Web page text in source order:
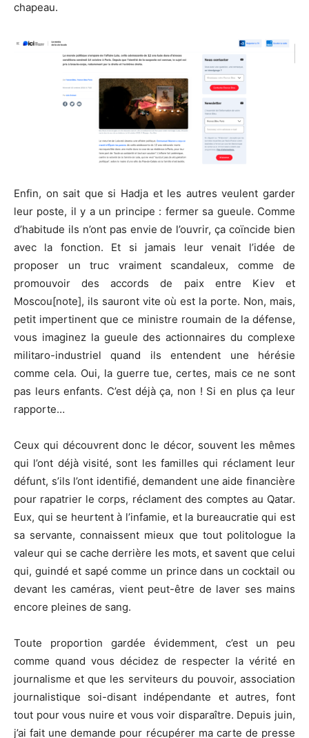
chapeau.
Enfin, on sait que si Hadja et les autres veulent garder
leur poste, il y a un principe : fermer sa gueule. Comme
d’habitude ils n’ont pas envie de l’ouvrir, ça coïncide bien
avec la fonction. Et si jamais leur venait l’idée de
proposer un truc vraiment scandaleux, comme de
promouvoir des accords de paix entre Kiev et
Moscou[note], ils sauront vite où est la porte. Non, mais,
petit impertinent que ce ministre roumain de la défense,
vous imaginez la gueule des actionnaires du complexe
militaro-industriel quand ils entendent une hérésie
comme cela. Oui, la guerre tue, certes, mais ce ne sont
pas leurs enfants. C’est déjà ça, non ! Si en plus ça leur
rapporte…
Ceux qui découvrent donc le décor, souvent les mêmes
qui l’ont déjà visité, sont les familles qui réclament leur
défunt, s’ils l’ont identifié, demandent une aide financière
pour rapatrier le corps, réclament des comptes au Qatar.
Eux, qui se heurtent à l’infamie, et la bureaucratie qui est
sa servante, connaissent mieux que tout politologue la
valeur qui se cache derrière les mots, et savent que celui
qui, guindé et sapé comme un prince dans un cocktail ou
devant les caméras, vient peut-être de laver ses mains
encore pleines de sang.
Toute proportion gardée évidemment, c’est un peu
comme quand vous décidez de respecter la vérité en
journalisme et que les serviteurs du pouvoir, association
journalistique soi-disant indépendante et autres, font
tout pour vous nuire et vous voir disparaître. Depuis juin,
j’ai fait une demande pour récupérer ma carte de presse